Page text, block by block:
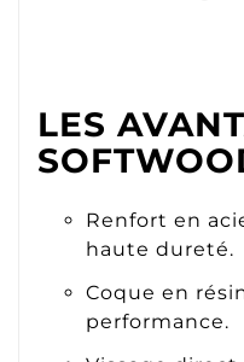
LES
Renfort en
haute dureté.
Coque en
performance.